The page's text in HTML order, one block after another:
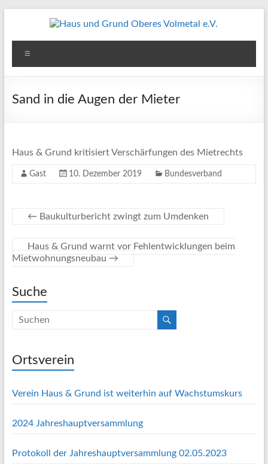
Haus
und
Grund
e.V.
Sand in die Augen der Mieter
Haus & Grund kritisiert Verschärfungen des Mietrechts
Gast 10. Dezember 2019 Bundesverband
← Baukulturbericht zwingt zum Umdenken
Haus & Grund warnt vor Fehlentwicklungen beim
Mietwohnungsneubau →
Suche
Ortsverein
Verein Haus & Grund ist weiterhin auf Wachstumskurs
2024 Jahreshauptversammlung
Protokoll der Jahreshauptversammlung 02.05.2023